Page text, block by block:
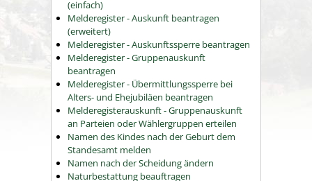
(einfach)
Melderegister - Auskunft beantragen
(erweitert)
Melderegister - Auskunftssperre beantragen
Melderegister - Gruppenauskunft
beantragen
Melderegister - Übermittlungssperre bei
Alters- und Ehejubiläen beantragen
Melderegisterauskunft - Gruppenauskunft
an Parteien oder Wählergruppen erteilen
Namen des Kindes nach der Geburt dem
Standesamt melden
Namen nach der Scheidung ändern
Naturbestattung beauftragen